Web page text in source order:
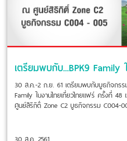
30 ส.ค.-2 ก.ย. 61 เตรียมพบกับบูธกิจกร
Family ในงานไทยเที่ยวไทยแฟร์ ครั้งที่
ศูนย์สิริกิติ์ Zone C2 บูธกิจกรรม C004-
30 ส.ค. 2561